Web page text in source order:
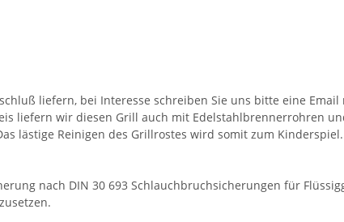
liefern, bei Interesse schreiben Sie uns bitte eine
liefern wir diesen Grill auch mit Edelstahlbrennerrohren
lästige Reinigen des Grillrostes wird somit zum Kinderspiel.
nach DIN 30 693 Schlauchbruchsicherungen für